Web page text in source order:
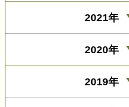
2021年
2020年
2019年